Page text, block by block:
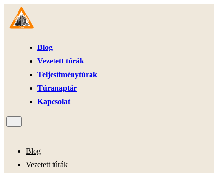
Blog
Vezetett túrák
Teljesítménytúrák
Túranaptár
Kapcsolat
Blog
Vezetett túrák